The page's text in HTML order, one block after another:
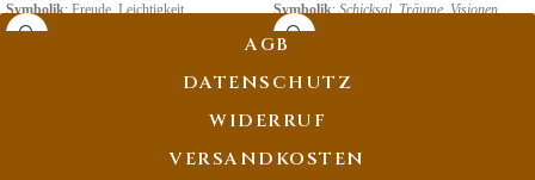
Symbolik: Freude, Leichtigkeit Symbolik:Schicksal, Träume, Visionen
AGB
DATENSCHUTZ
WIDERRUF
VERSANDKOSTEN